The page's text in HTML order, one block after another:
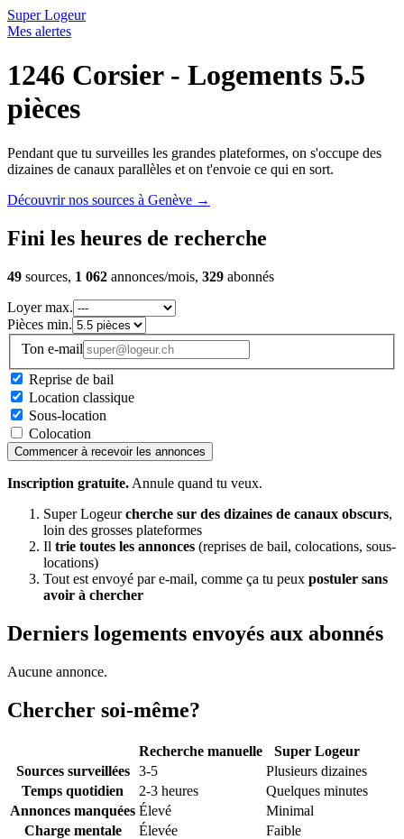
Super Logeur
Mes alertes
1246 Corsier - Logements 5.5
pièces
Pendant que tu surveilles les grandes plateformes, on s'occupe des
dizaines de canaux parallèles et on t'envoie ce qui en sort.
Découvrir nos sources à Genève →
Fini les heures de recherche
49 sources, 1 062 annonces/mois, 329 abonnés
Loyer max.
Pièces min.
Ton e-mail
Reprise de bail
Location classique
Sous-location
Colocation
Commencer à recevoir les annonces
Inscription gratuite. Annule quand tu veux.
Super Logeurcherche sur des dizaines de canaux obscurs,
loin des grosses plateformes
Il trie toutes les annonces (reprises de bail, colocations, sous-
locations)
Tout est envoyé par e-mail, comme ça tu peux postuler sans
avoir à chercher
Derniers logements envoyés aux abonnés
Aucune annonce.
Chercher soi-même?
Recherche manuelle
Super Logeur
Sources surveillées
3-5
Plusieurs dizaines
Temps quotidien
2-3 heures
Quelques minutes
Annonces manquées Élevé
Minimal
Charge mentale
Élevée Faible